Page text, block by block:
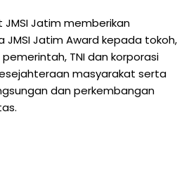
Jatim memberikan
Jatim Award kepada tokoh,
TNI dan korporasi
masyarakat serta
dan perkembangan